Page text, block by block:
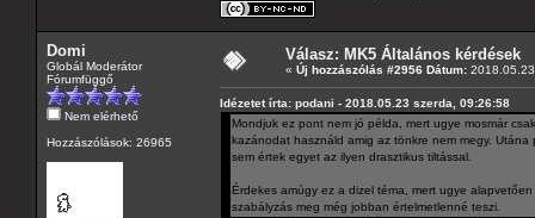
Domi
Globál Moderátor
Fórumfüggő
Nem elérhető
Hozzászólások: 26965
Válasz: MK5 Általános kérdések
« Új hozzászólás #2956 Dátum:
Idézetet írta: podani - 2018.05.23 szerda, 09:26:58
Mondjuk ez pont nem jó példa, mert ugye mosmár
kazánodat használd amig az tönkre nem megy.
sem értek egyet az ilyen drasztikus tiltással.
Érdekes amúgy ez a dizel téma, mert ugye
szabályzás meg még jobban értelmetlenné teszi.